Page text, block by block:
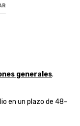
generales.
en un plazo de 48-